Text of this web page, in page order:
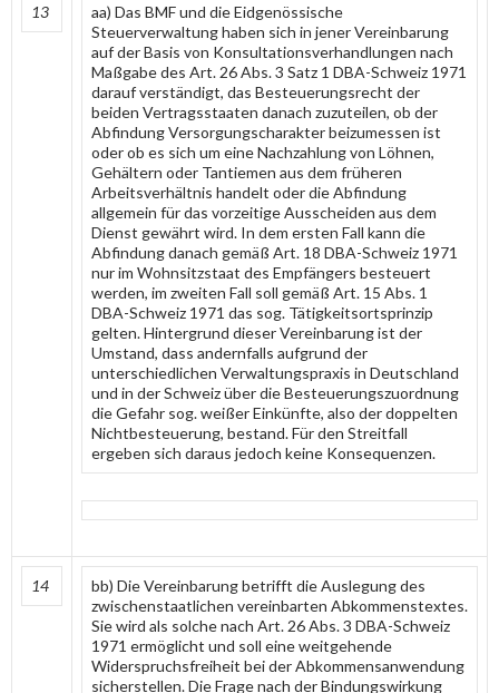
13
aa) Das BMF und die Eidgenössische
Steuerverwaltung haben sich in jener Vereinbarung
auf der Basis von Konsultationsverhandlungen nach
Maßgabe des Art. 26 Abs. 3 Satz 1 DBA-Schweiz 1971
darauf verständigt, das Besteuerungsrecht der
beiden Vertragsstaaten danach zuzuteilen, ob der
Abfindung Versorgungscharakter beizumessen ist
oder ob es sich um eine Nachzahlung von Löhnen,
Gehältern oder Tantiemen aus dem früheren
Arbeitsverhältnis handelt oder die Abfindung
allgemein für das vorzeitige Ausscheiden aus dem
Dienst gewährt wird. In dem ersten Fall kann die
Abfindung danach gemäß Art. 18 DBA-Schweiz 1971
nur im Wohnsitzstaat des Empfängers besteuert
werden, im zweiten Fall soll gemäß Art. 15 Abs. 1
DBA-Schweiz 1971 das sog. Tätigkeitsortsprinzip
gelten. Hintergrund dieser Vereinbarung ist der
Umstand, dass andernfalls aufgrund der
unterschiedlichen Verwaltungspraxis in Deutschland
und in der Schweiz über die Besteuerungszuordnung
die Gefahr sog. weißer Einkünfte, also der doppelten
Nichtbesteuerung, bestand. Für den Streitfall
ergeben sich daraus jedoch keine Konsequenzen.
14
bb) Die Vereinbarung betrifft die Auslegung des
zwischenstaatlichen vereinbarten Abkommenstextes.
Sie wird als solche nach Art. 26 Abs. 3 DBA-Schweiz
1971 ermöglicht und soll eine weitgehende
Widerspruchsfreiheit bei der Abkommensanwendung
sicherstellen. Die Frage nach der Bindungswirkung